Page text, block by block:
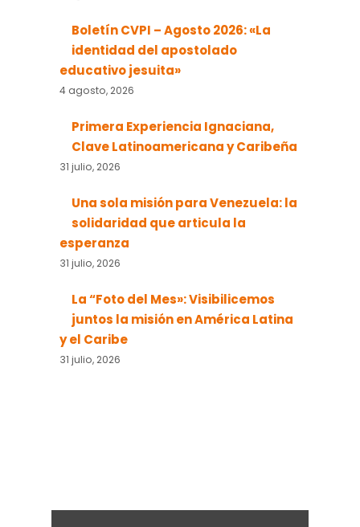
Boletín CVPI – Agosto 2026: «La
identidad del apostolado
educativo jesuita»
4 agosto, 2026
Primera Experiencia Ignaciana,
Clave Latinoamericana y Caribeña
31 julio, 2026
Una sola misión para Venezuela: la
solidaridad que articula la
esperanza
31 julio, 2026
La “Foto del Mes»: Visibilicemos
juntos la misión en América Latina
y el Caribe
31 julio, 2026